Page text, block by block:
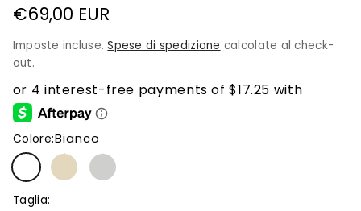
Prezzo
di
listino
€69,00 EUR
Imposte incluse.Spese di spedizione calcolate al check-
out.
Colore:Bianco
Taglia: